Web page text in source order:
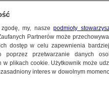
my, naszepodmioty
Partnerów może
dostęp w celu zapewnienia
poprzez przetwarzanie danych
w plikach cookie. Użytkownik może
interes w dowolnym